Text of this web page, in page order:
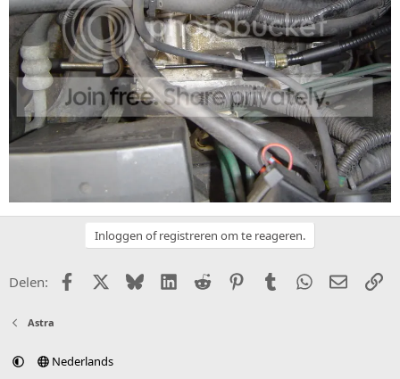
Inloggen of registreren om te reageren.
Delen: FacebookX (Twitter)
BlueskyLinkedIn
Reddit PinterestTumblr WhatsApp
E-mail
Astra
Nederlands